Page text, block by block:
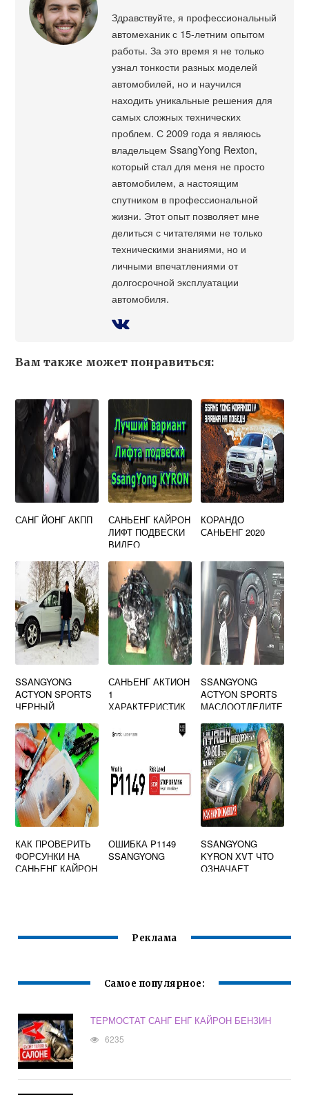
Здравствуйте, я профессиональный
автомеханик с 15-летним опытом
работы. За это время я не только
узнал тонкости разных моделей
автомобилей, но и научился
находить уникальные решения для
самых сложных технических
проблем. С 2009 года я являюсь
владельцем SsangYong Rexton,
который стал для меня не просто
автомобилем, а настоящим
спутником в профессиональной
жизни. Этот опыт позволяет мне
делиться с читателями не только
техническими знаниями, но и
личными впечатлениями от
долгосрочной эксплуатации
автомобиля.
Вам также может понравиться:
САНГ ЙОНГ АКПП
САНЬЕНГ КАЙРОН
ЛИФТ ПОДВЕСКИ
ВИДЕО
КОРАНДО
САНЬЕНГ 2020
SSANGYONG
ACTYON SPORTS
ЧЕРНЫЙ
САНЬЕНГ АКТИОН
1
ХАРАКТЕРИСТИК
SSANGYONG
ACTYON SPORTS
МАСЛООТДЕЛИТЕ
КАК ПРОВЕРИТЬ
ФОРСУНКИ НА
САНЬЕНГ КАЙРОН
ОШИБКА P1149
SSANGYONG
SSANGYONG
KYRON XVT ЧТО
ОЗНАЧАЕТ
Реклама
Самое популярное:
ТЕРМОСТАТ САНГ ЕНГ КАЙРОН БЕНЗИН
6235